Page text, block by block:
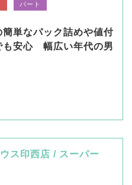
パート
簡単なパック詰めや値付
も安心 幅広い年代の男
ス印西店 / スーパー